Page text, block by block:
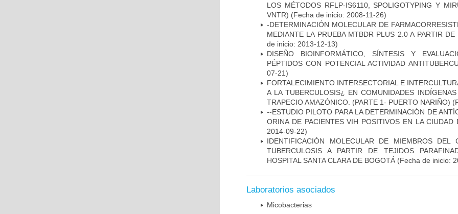
LOS MÉTODOS RFLP-IS6110, SPOLIGOTYPING Y
VNTR) (Fecha de inicio: 2008-11-26)
-DETERMINACIÓN MOLECULAR DE
MEDIANTE LA PRUEBA MTBDR PLUS 2.0 A PARTIR
de inicio: 2013-12-13)
DISEÑO BIOINFORMÁTICO, SÍNTESIS Y
PÉPTIDOS CON POTENCIAL ACTIVIDAD
07-21)
FORTALECIMIENTO INTERSECTORIAL E
A LA TUBERCULOSIS¿ EN COMUNIDADES
TRAPECIO AMAZÓNICO. (PARTE 1- PUERTO NARIÑO)
--ESTUDIO PILOTO PARA LA DETERMINACIÓN DE
ORINA DE PACIENTES VIH POSITIVOS EN LA CIUDAD
2014-09-22)
IDENTIFICACIÓN MOLECULAR DE MIEMBROS DEL
TUBERCULOSIS A PARTIR DE TEJIDOS
HOSPITAL SANTA CLARA DE BOGOTÁ (Fecha de inicio:
Laboratorios asociados
Micobacterias